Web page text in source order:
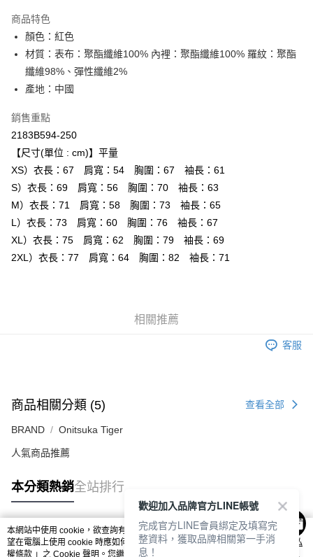
Apple Pay
ATM付款
運送方式
全家取貨付款
每筆NT$80，滿NT$6,000(含以上)免運費
付款後全家取貨
萊爾富取貨付款
每筆NT$80，滿NT$6,000(含以上)免運費
付款後萊爾富取貨
每筆NT$80，滿NT$6,000(含以上)免運費
每筆NT$120，滿NT$6,000(含以上)免運費
商品特色
顏色：紅色
材質：表布：聚酯纖維100% 內裡：聚酯纖維100% 羅紋：聚酯
纖維98%、彈性纖維2%
產地：中國
銷售重點
2183B594-250
【尺寸(單位 : cm)】平量
XS）衣長：67 肩寬：54 胸圍：67 袖長：61
S）衣長：69 肩寬：56 胸圍：70 袖長：63
M）衣長：71 肩寬：58 胸圍：73 袖長：65
L）衣長：73 肩寬：60 胸圍：76 袖長：67
XL）衣長：75 肩寬：62 胸圍：79 袖長：69
2XL）衣長：77 肩寬：64 胸圍：82 袖長：71
相關推薦
客服
商品相關分類 (5) 查看全部
BRAND Onitsuka Tiger
人氣商品推薦
本分類熱銷全站排行
熱門標籤
本網站中使用 cookie，欲查詢有關本網站使用 cookie 方式之詳情，及若您不希
望在電腦上使用 cookie 時應如何變更電腦的 cookie 設定，請參閱本網站「
隱私
權條款 」之 Cookie 聲明。您繼續使用本網站即表示您同意本公司得按本網站使
歡迎加入品牌官方LINE帳號
完成官方LINE會員綁定及填寫完
整資料，獲取品牌相關第一手消
息！